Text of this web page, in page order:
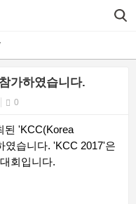
가하였습니다.
0
된 'KCC(Korea
였습니다. 'KCC 2017'은
회입니다.